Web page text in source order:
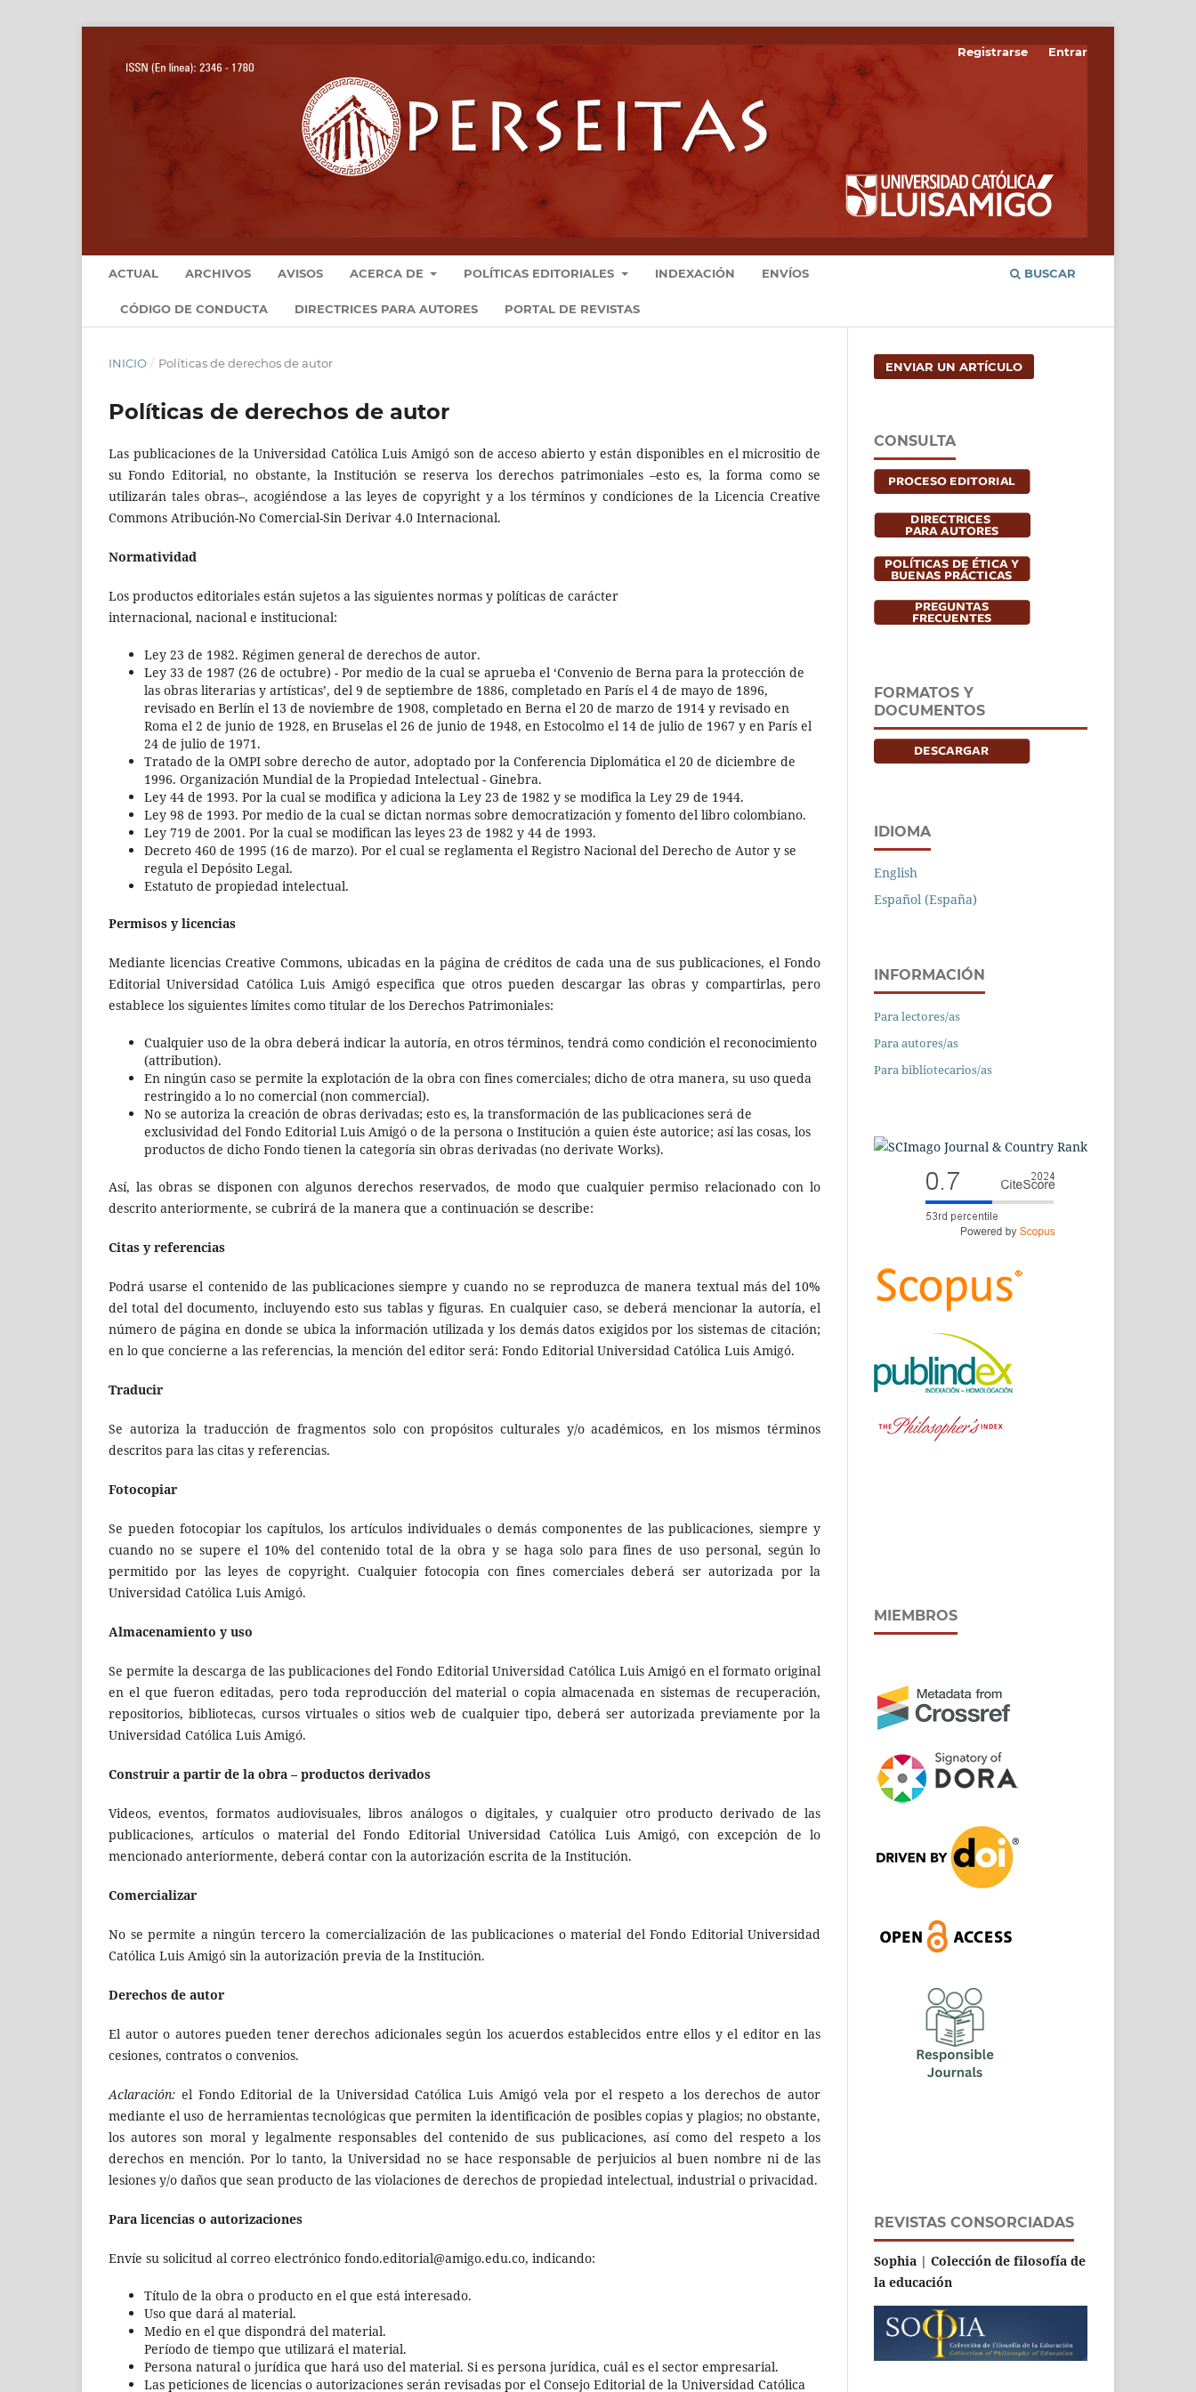
ACTUAL ARCHIVOS AVISOS ACERCA DE POLÍTICAS EDITORIALES INDEXACIÓN ENVÍOS
CÓDIGO DE CONDUCTA DIRECTRICES PARA AUTORES PORTAL DE REVISTAS
BUSCAR
Registrarse Entrar
INICIO / Políticas de derechos de autor
Políticas de derechos de autor
Las publicaciones de la Universidad Católica Luis Amigó son de acceso abierto y están disponibles en el micrositio de
su Fondo Editorial, no obstante, la Institución se reserva los derechos patrimoniales –esto es, la forma como se
utilizarán tales obras–, acogiéndose a las leyes de copyright y a los términos y condiciones de la Licencia Creative
Commons Atribución-No Comercial-Sin Derivar 4.0 Internacional.
Normatividad
Los productos editoriales están sujetos a las siguientes normas y políticas de carácter
internacional, nacional e institucional:
Ley 23 de 1982. Régimen general de derechos de autor.
Ley 33 de 1987 (26 de octubre) - Por medio de la cual se aprueba el ‘Convenio de Berna para la protección de
las obras literarias y artísticas’, del 9 de septiembre de 1886, completado en París el 4 de mayo de 1896,
revisado en Berlín el 13 de noviembre de 1908, completado en Berna el 20 de marzo de 1914 y revisado en
Roma el 2 de junio de 1928, en Bruselas el 26 de junio de 1948, en Estocolmo el 14 de julio de 1967 y en París el
24 de julio de 1971.
Tratado de la OMPI sobre derecho de autor, adoptado por la Conferencia Diplomática el 20 de diciembre de
1996. Organización Mundial de la Propiedad Intelectual - Ginebra.
Ley 44 de 1993. Por la cual se modifica y adiciona la Ley 23 de 1982 y se modifica la Ley 29 de 1944.
Ley 98 de 1993. Por medio de la cual se dictan normas sobre democratización y fomento del libro colombiano.
Ley 719 de 2001. Por la cual se modifican las leyes 23 de 1982 y 44 de 1993.
Decreto 460 de 1995 (16 de marzo). Por el cual se reglamenta el Registro Nacional del Derecho de Autor y se
regula el Depósito Legal.
Estatuto de propiedad intelectual.
Permisos y licencias
Mediante licencias Creative Commons, ubicadas en la página de créditos de cada una de sus publicaciones, el Fondo
Editorial Universidad Católica Luis Amigó especifica que otros pueden descargar las obras y compartirlas, pero
establece los siguientes límites como titular de los Derechos Patrimoniales:
Cualquier uso de la obra deberá indicar la autoría, en otros términos, tendrá como condición el reconocimiento
(attribution).
En ningún caso se permite la explotación de la obra con fines comerciales; dicho de otra manera, su uso queda
restringido a lo no comercial (non commercial).
No se autoriza la creación de obras derivadas; esto es, la transformación de las publicaciones será de
exclusividad del Fondo Editorial Luis Amigó o de la persona o Institución a quien éste autorice; así las cosas, los
productos de dicho Fondo tienen la categoría sin obras derivadas (no derivate Works).
Así, las obras se disponen con algunos derechos reservados, de modo que cualquier permiso relacionado con lo
descrito anteriormente, se cubrirá de la manera que a continuación se describe:
Citas y referencias
Podrá usarse el contenido de las publicaciones siempre y cuando no se reproduzca de manera textual más del 10%
del total del documento, incluyendo esto sus tablas y figuras. En cualquier caso, se deberá mencionar la autoría, el
número de página en donde se ubica la información utilizada y los demás datos exigidos por los sistemas de citación;
en lo que concierne a las referencias, la mención del editor será: Fondo Editorial Universidad Católica Luis Amigó.
Traducir
Se autoriza la traducción de fragmentos solo con propósitos culturales y/o académicos, en los mismos términos
descritos para las citas y referencias.
Fotocopiar
Se pueden fotocopiar los capítulos, los artículos individuales o demás componentes de las publicaciones, siempre y
cuando no se supere el 10% del contenido total de la obra y se haga solo para fines de uso personal, según lo
permitido por las leyes de copyright. Cualquier fotocopia con fines comerciales deberá ser autorizada por la
Universidad Católica Luis Amigó.
Almacenamiento y uso
Se permite la descarga de las publicaciones del Fondo Editorial Universidad Católica Luis Amigó en el formato original
en el que fueron editadas, pero toda reproducción del material o copia almacenada en sistemas de recuperación,
repositorios, bibliotecas, cursos virtuales o sitios web de cualquier tipo, deberá ser autorizada previamente por la
Universidad Católica Luis Amigó.
Construir a partir de la obra – productos derivados
Videos, eventos, formatos audiovisuales, libros análogos o digitales, y cualquier otro producto derivado de las
publicaciones, artículos o material del Fondo Editorial Universidad Católica Luis Amigó, con excepción de lo
mencionado anteriormente, deberá contar con la autorización escrita de la Institución.
Comercializar
No se permite a ningún tercero la comercialización de las publicaciones o material del Fondo Editorial Universidad
Católica Luis Amigó sin la autorización previa de la Institución.
Derechos de autor
El autor o autores pueden tener derechos adicionales según los acuerdos establecidos entre ellos y el editor en las
cesiones, contratos o convenios.
Aclaración: el Fondo Editorial de la Universidad Católica Luis Amigó vela por el respeto a los derechos de autor
mediante el uso de herramientas tecnológicas que permiten la identificación de posibles copias y plagios; no obstante,
los autores son moral y legalmente responsables del contenido de sus publicaciones, así como del respeto a los
derechos en mención. Por lo tanto, la Universidad no se hace responsable de perjuicios al buen nombre ni de las
lesiones y/o daños que sean producto de las violaciones de derechos de propiedad intelectual, industrial o privacidad.
Para licencias o autorizaciones
Envíe su solicitud al correo electrónico fondo.editorial@amigo.edu.co, indicando:
Título de la obra o producto en el que está interesado.
Uso que dará al material.
Medio en el que dispondrá del material.
Período de tiempo que utilizará el material.
Persona natural o jurídica que hará uso del material. Si es persona jurídica, cuál es el sector empresarial.
Las peticiones de licencias o autorizaciones serán revisadas por el Consejo Editorial de la Universidad Católica
ENVIAR UN ARTÍCULO
CONSULTA
FORMATOS Y
DOCUMENTOS
IDIOMA
English
Español (España)
INFORMACIÓN
Para lectores/as
Para autores/as
Para bibliotecarios/as
MIEMBROS
REVISTAS CONSORCIADAS
Sophia | Colección de filosofía de
la educación